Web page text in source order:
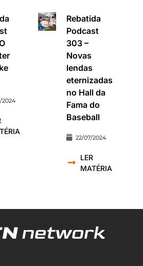
2024
Rebatida
Podcast
303 –
Novas
lendas
eternizadas
no Hall da
Fama do
Baseball
22/07/2024
LER
MATÉRIA